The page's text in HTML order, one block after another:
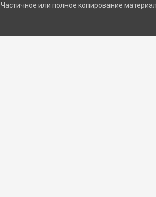
Частичное или полное копирование